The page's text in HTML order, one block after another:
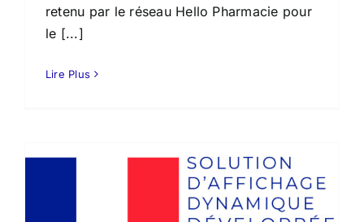
retenu par le réseau Hello Pharmacie pour
le [...]
Lire Plus